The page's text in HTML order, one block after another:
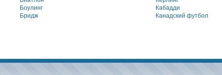
Боулинг
Бридж
Кабадди
Канадский футбол